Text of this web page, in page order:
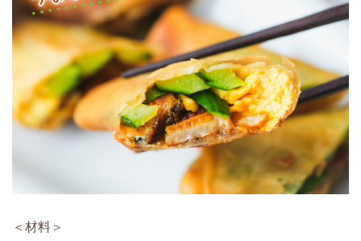
＜材料＞